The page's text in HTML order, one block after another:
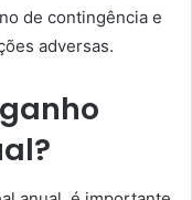
de contingência e
adversas.